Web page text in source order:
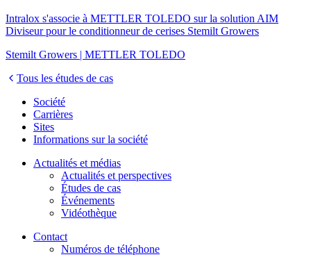
Intralox s'associe à METTLER TOLEDO sur la solution AIM
Diviseur pour le conditionneur de cerises Stemilt Growers
Stemilt Growers | METTLER TOLEDO
Tous les études de cas
Société
Carrières
Sites
Informations sur la société
Actualités et médias
Actualités et perspectives
Études de cas
Événements
Vidéothèque
Contact
Numéros de téléphone